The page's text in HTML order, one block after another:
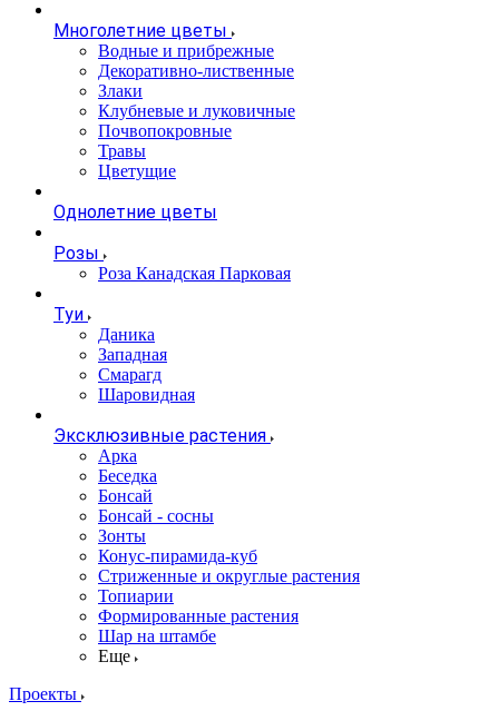
Многолетние цветы
Водные и прибрежные
Декоративно-лиственные
Злаки
Клубневые и луковичные
Почвопокровные
Травы
Цветущие
Однолетние цветы
Розы
Роза Канадская Парковая
Туи
Даника
Западная
Смарагд
Шаровидная
Эксклюзивные растения
Арка
Беседка
Бонсай
Бонсай - сосны
Зонты
Конус-пирамида-куб
Стриженные и округлые растения
Топиарии
Формированные растения
Шар на штамбе
Еще
Проекты